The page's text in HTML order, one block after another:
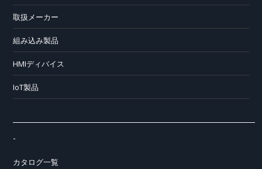
取扱メーカー
組み込み製品
HMIディバイス
IoT製品
-
カタログ一覧